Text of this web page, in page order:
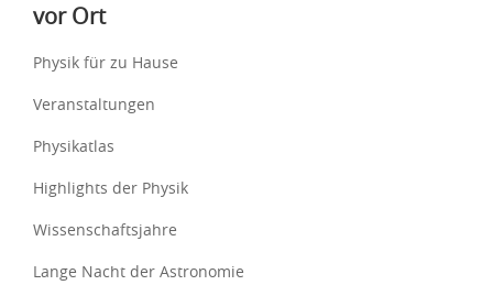
vor Ort
Physik für zu Hause
Veranstaltungen
Physikatlas
Highlights der Physik
Wissenschaftsjahre
Lange Nacht der Astronomie